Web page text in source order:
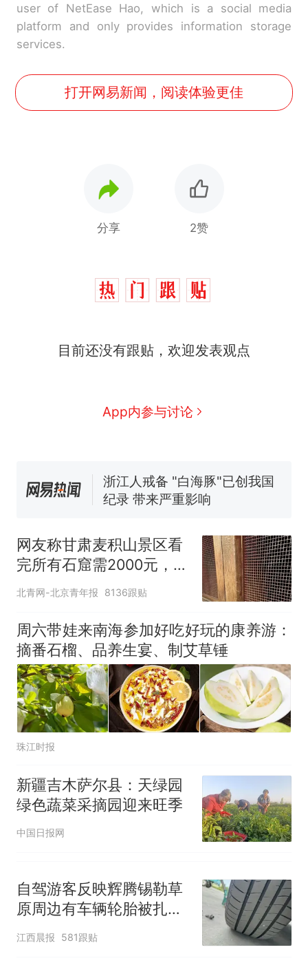
user of NetEase Hao, which is a social media
platform and only provides information storage
services.
打开网易新闻，阅读体验更佳
分享 2赞
目前还没有跟贴，欢迎发表观点
App内参与讨论
全部作废，公平么？
国大使骑行绕了几乎整个国境
5万的小车卖不动，40万以上
视频丨只要一枚命中就能让航
母瘫痪 轰-6J实力有多强？
年，网友淘到后寄给女儿：花
鸟市场搬了，但爱还在
热 十多万人报名的考试，成绩
全部作废，公平么？
网友称甘肃麦积山景区看
完所有石窟需2000元，景
区：部分石窟受特别保
北青网-北京青年报 8136跟贴
周六带娃来南海参加好吃好玩的康养游：
摘番石榴、品养生宴、制艾草锤
珠江时报
新疆吉木萨尔县：天绿园
绿色蔬菜采摘园迎来旺季
中国日报网
自驾游客反映辉腾锡勒草
原周边有车辆轮胎被扎，
修理店铺换胎价格高达千
江西晨报 581跟贴